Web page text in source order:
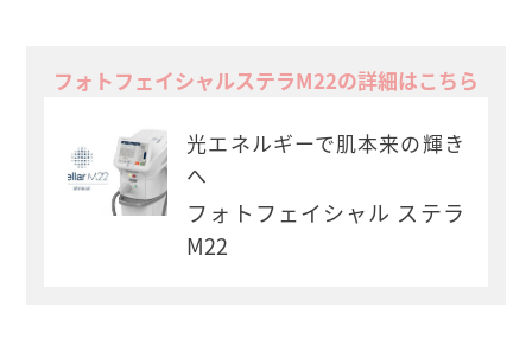
フォトフェイシャルステラM22の詳細はこちら
光エネルギーで肌本来の輝き
へ
フォトフェイシャル ステラ
M22